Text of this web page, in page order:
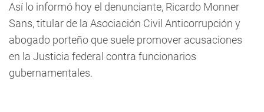
Así lo informó hoy el denunciante, Ricardo Monner
Sans, titular de la Asociación Civil Anticorrupción y
abogado porteño que suele promover acusaciones
en la Justicia federal contra funcionarios
gubernamentales.